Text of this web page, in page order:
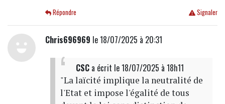
Signaler
Répondre
Chris696969 le 18/07/2025 à 20:31
CSCa écrit le 18/07/2025 à 18h11
"La laïcité implique la neutralité de
l'Etat et impose l'égalité de tous